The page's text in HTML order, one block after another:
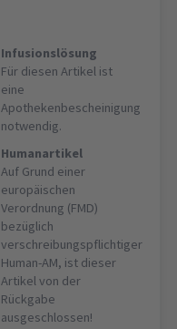
Infusionslösung
Für diesen Artikel ist
eine
Apothekenbescheinigung
notwendig.
Humanartikel
Auf Grund einer
europäischen
Verordnung (FMD)
bezüglich
verschreibungspflichtiger
Human-AM, ist dieser
Artikel von der
Rückgabe
ausgeschlossen!